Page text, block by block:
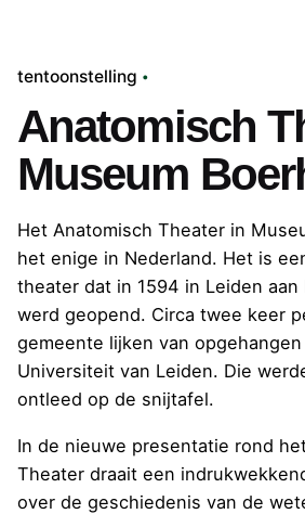
tentoonstelling
Anatomisch
Museum
Het Anatomisch Theater in
het enige in Nederland. Het is
theater dat in 1594 in Leiden aan
werd geopend. Circa twee keer
gemeente lijken van
Universiteit van Leiden. Die
ontleed op de snijtafel.
In de nieuwe presentatie rond
Theater draait een
over de geschiedenis van de